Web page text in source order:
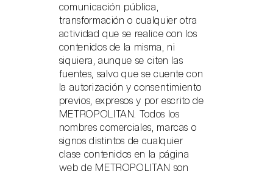
comunicación pública,
transformación o cualquier otra
actividad que se realice con los
contenidos de la misma, ni
siquiera, aunque se citen las
fuentes, salvo que se cuente con
la autorización y consentimiento
previos, expresos y por escrito de
METROPOLITAN. Todos los
nombres comerciales, marcas o
signos distintos de cualquier
clase contenidos en la página
web de METROPOLITAN son